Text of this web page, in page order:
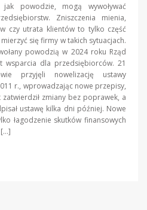
powodzie, mogą wywoływać
Zniszczenia mienia,
czy utrata klientów to tylko część
się firmy w takich sytuacjach.
powodzią w 2024 roku Rząd
wsparcia dla przedsiębiorców. 21
przyjęli nowelizację ustawy
r., wprowadzając nowe przepisy,
zmiany bez poprawek, a
ustawę kilka dni później. Nowe
łagodzenie skutków finansowych